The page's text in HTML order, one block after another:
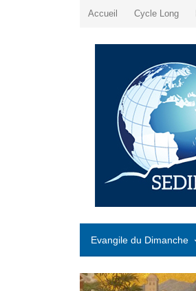
Accueil Cycle Long
Evangile du Dimanche